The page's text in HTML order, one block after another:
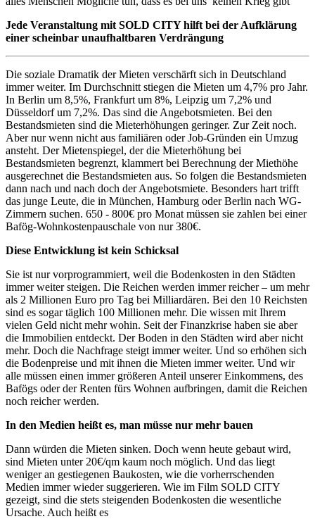
Jede Veranstaltung mit SOLD CITY hilft bei der Aufklärung
einer scheinbar unaufhaltbaren Verdrängung
Die soziale Dramatik der Mieten verschärft sich in Deutschland
immer weiter. Im Durchschnitt stiegen die Mieten um 4,7% pro Jahr.
In Berlin um 8,5%, Frankfurt um 8%, Leipzig um 7,2% und
Düsseldorf um 7,2%. Das sind die Angebotsmieten. Bei den
Bestandsmieten sind die Mieterhöhungen geringer. Zur Zeit noch.
Aber nur wenn nicht aus familiären oder Job-Gründen ein Umzug
ansteht. Der Mietenspiegel, der die Mieterhöhung bei
Bestandsmieten begrenzt, klammert bei Berechnung der Miethöhe
ausgerechnet die Bestandsmieten aus. So folgen die Bestandsmieten
dann nach und nach doch der Angebotsmiete. Besonders hart trifft
das junge Leute, die in München, Hamburg oder Berlin nach WG-
Zimmern suchen. 650 - 800€ pro Monat müssen sie zahlen bei einer
Bafög-Wohnkostenpauschale von nur 380€.
Diese Entwicklung ist kein Schicksal
Sie ist nur vorprogrammiert, weil die Bodenkosten in den Städten
immer weiter steigen. Die Reichen werden immer reicher – um mehr
als 2 Millionen Euro pro Tag bei Milliardären. Bei den 10 Reichsten
sind es sogar täglich 100 Millionen mehr. Die wissen mit Ihrem
vielen Geld nicht mehr wohin. Seit der Finanzkrise haben sie aber
die Immobilien entdeckt. Der Boden in den Städten wird aber nicht
mehr. Doch die Nachfrage steigt immer weiter. Und so erhöhen sich
die Bodenpreise und mit ihnen die Mieten immer weiter. Und wir
alle müssen einen immer größeren Anteil unserer Einkommens, des
Bafögs oder der Renten fürs Wohnen aufbringen, damit die Reichen
noch reicher werden.
In den Medien heißt es, man müsse nur mehr bauen
Dann würden die Mieten sinken. Doch wenn heute gebaut wird,
sind Mieten unter 20€/qm kaum noch möglich. Und das liegt
weniger an gestiegenen Baukosten, wie die vorherrschenden
Medien immer wieder suggerieren. Wie im Film SOLD CITY
gezeigt, sind die stets steigenden Bodenkosten die wesentliche
Ursache. Auch heißt es